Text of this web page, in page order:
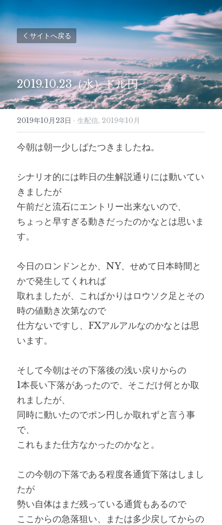
サイトへ戻る
2019.10.23（水）ドル円
2019年10月23日 · 生配信, 2019年10月
今朝は朝一少しばたつきましたね。
シナリオ的には昨日の生解説通りには動いてい
きましたが
午前だと流石にエントリー出来ないので、
ちょっと早すぎる動きだったのかなとは思いま
す。
今日のロンドンとか、NY、せめて日本時間と
かで発生してくれれば
取れましたが、こればかりはロウソク足とその
時の値動き次第なので
仕方ないですし、FXアルアルなのかなとは思
います。
そして今朝はその下落後の浅い戻りからの
1本長い下落があったので、そこだけ何とか取
れましたが、
同時に動いたのでポン円しか取れずと言う事
で、
これもまた仕方なかったのかなと。
この今朝の下落である程度各通貨下落はしまし
たが
勢い自体はまだ残っている通貨もあるので
ここからの急落狙い、または多少戻してからの